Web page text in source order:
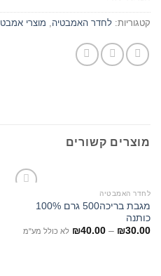
קטגוריות: לחדר האמבטיה מוצרי אמבט
מוצרים קשורים
לחדר האמבטיה
מגבת בריכה500 גרם 100%
כותנה
₪30.00
–
₪40.00 לא כולל מע"מ